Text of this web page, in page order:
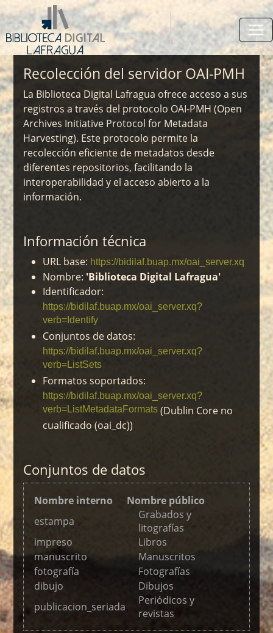
Recolección del servidor OAI-PMH
La Biblioteca Digital Lafragua ofrece acceso a sus
registros a través del protocolo OAI-PMH (Open
Archives Initiative Protocol for Metadata
Harvesting). Este protocolo permite la
recolección eficiente de metadatos desde
diferentes repositorios, facilitando la
interoperabilidad y el acceso abierto a la
información.
Información técnica
URL base: https://bidilaf.buap.mx/oai_server.xq
Nombre: 'Biblioteca Digital Lafragua'
Identificador:
https://bidilaf.buap.mx/oai_server.xq?
verb=Identify
Conjuntos de datos:
https://bidilaf.buap.mx/oai_server.xq?
verb=ListSets
Formatos soportados:
https://bidilaf.buap.mx/oai_server.xq?
verb=ListMetadataFormats(Dublin Core no
cualificado (oai_dc))
Conjuntos de datos
Nombre interno
Nombre público
estampa
Grabados y
litografías
impreso
Libros
manuscrito
Manuscritos
fotografía
Fotografías
dibujo
Dibujos
publicacion_seriada
Periódicos y
revistas